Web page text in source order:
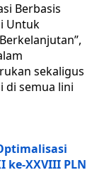
Berbasis
Untuk
sekaligus
di semua lini
ke-XXVIII PLN